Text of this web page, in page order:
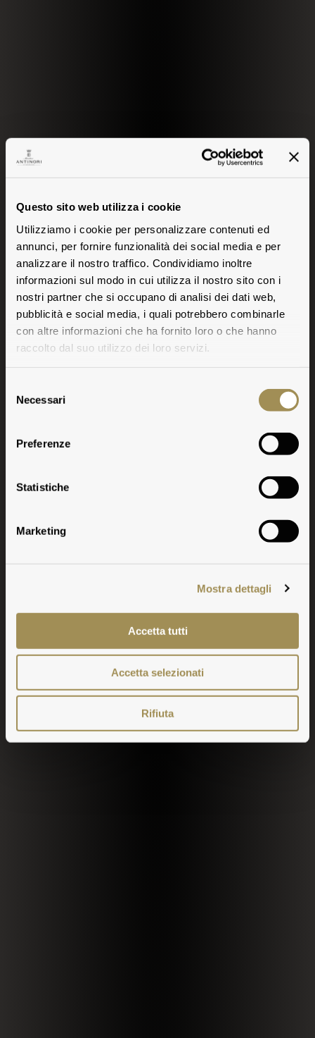
Questo sito web utilizza i cookie
Utilizziamo i cookie per personalizzare contenuti ed
annunci, per fornire funzionalità dei social media e per
analizzare il nostro traffico. Condividiamo inoltre
informazioni sul modo in cui utilizza il nostro sito con i
nostri partner che si occupano di analisi dei dati web,
pubblicità e social media, i quali potrebbero combinarle
con altre informazioni che ha fornito loro o che hanno
raccolto dal suo utilizzo dei loro servizi.
delNecessari
Preferenze
Statistiche
Marketing
Mostra dettagli
Accetta tutti
Accetta selezionati
Rifiuta